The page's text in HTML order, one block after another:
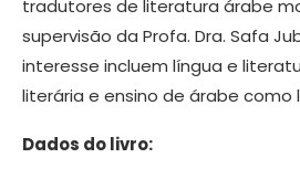
tradutores de literatura árabe
supervisão da Profa. Dra. Safa
interesse incluem língua e
literária e ensino de árabe como
Dados do livro: